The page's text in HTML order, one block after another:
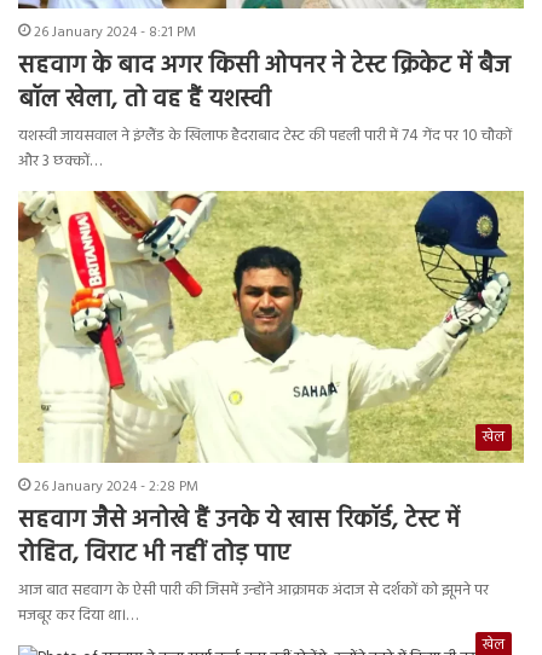
26 January 2024 - 8:21 PM
सहवाग के बाद अगर किसी ओपनर ने टेस्ट क्रिकेट में बैज
बॉल खेला, तो वह हैं यशस्वी
यशस्वी जायसवाल ने इंग्लैंड के खिलाफ हैदराबाद टेस्ट की पहली पारी में 74 गेंद पर 10 चौकों
और 3 छक्कों…
खेल
26 January 2024 - 2:28 PM
सहवाग जैसे अनोखे हैं उनके ये खास रिकॉर्ड, टेस्ट में
रोहित, विराट भी नहीं तोड़ पाए
आज बात सहवाग के ऐसी पारी की जिसमें उन्होंने आक्रामक अंदाज से दर्शकों को झूमने पर
मजबूर कर दिया था।…
खेल